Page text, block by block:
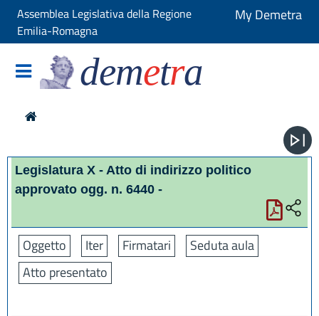
Assemblea Legislativa della Regione
Emilia-Romagna
My Demetra
demetra
Legislatura X - Atto di indirizzo politico
approvato ogg. n. 6440 -
Oggetto Iter Firmatari
Seduta aula
Atto presentato